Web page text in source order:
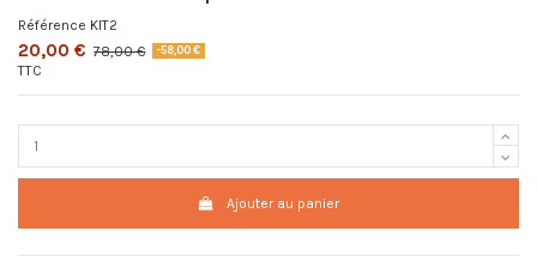
Référence KIT2
20,00 € 78,00 € -58,00 €
TTC
Ajouter au panier